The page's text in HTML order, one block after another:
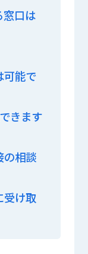
窓口は
可能で
きます
の相談
受け取